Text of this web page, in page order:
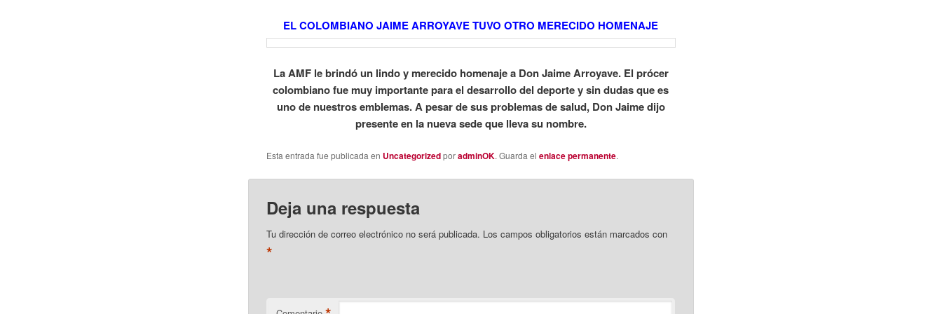
EL COLOMBIANO JAIME ARROYAVE TUVO OTRO MERECIDO HOMENAJE
La AMF le brindó un lindo y merecido homenaje a Don Jaime Arroyave. El prócer
colombiano fue muy importante para el desarrollo del deporte y sin dudas que es
uno de nuestros emblemas. A pesar de sus problemas de salud, Don Jaime dijo
presente en la nueva sede que lleva su nombre.
Esta entrada fue publicada en UncategorizedporadminOK. Guarda el enlace permanente.
Deja una respuesta
Tu dirección de correo electrónico no será publicada. Los campos obligatorios están marcados con
*